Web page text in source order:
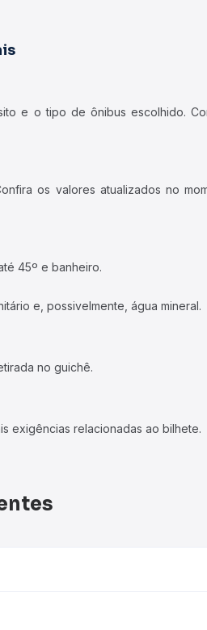
e o tipo de ônibus escolhido.
os valores atualizados no
45º e banheiro.
e, possivelmente, água mineral.
no guichê.
exigências relacionadas ao bilhete.
de cada opção na data